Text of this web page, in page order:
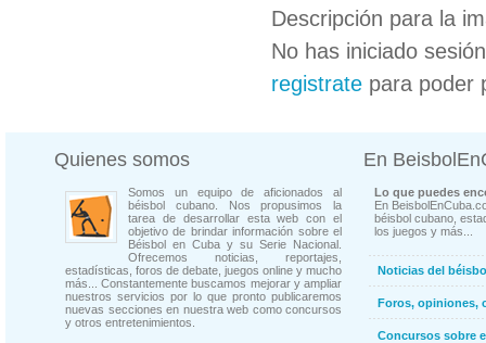
Descripción para la
No has iniciado
registrate para poder
Quienes somos
Somos un equipo de aficionados al
béisbol cubano. Nos propusimos la
tarea de desarrollar esta web con el
objetivo de brindar información sobre el
Béisbol en Cuba y su Serie Nacional.
Ofrecemos noticias, reportajes,
estadísticas, foros de debate, juegos online y mucho
más... Constantemente buscamos mejorar y ampliar
nuestros servicios por lo que pronto publicaremos
nuevas secciones en nuestra web como concursos
y otros entretenimientos.
En
Lo que puedes
En
béisbol cubano,
los juegos y más...
Noticias del
Foros, opiniones,
Concursos sobre